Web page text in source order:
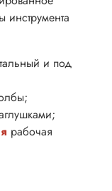
инструмента
и под
;
рабочая